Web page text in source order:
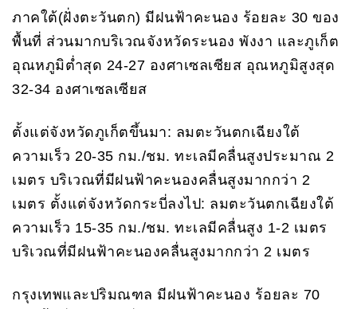
ภาคใต้(ฝั่งตะวันตก) มีฝนฟ้าคะนอง ร้อยละ 30 ของ
พื้นที่ ส่วนมากบริเวณจังหวัดระนอง พังงา และภูเก็ต
อุณหภูมิต่ำสุด 24-27 องศาเซลเซียส อุณหภูมิสูงสุด
32-34 องศาเซลเซียส
ตั้งแต่จังหวัดภูเก็ตขึ้นมา: ลมตะวันตกเฉียงใต้
ความเร็ว 20-35 กม./ชม. ทะเลมีคลื่นสูงประมาณ 2
เมตร บริเวณที่มีฝนฟ้าคะนองคลื่นสูงมากกว่า 2
เมตร ตั้งแต่จังหวัดกระบี่ลงไป: ลมตะวันตกเฉียงใต้
ความเร็ว 15-35 กม./ชม. ทะเลมีคลื่นสูง 1-2 เมตร
บริเวณที่มีฝนฟ้าคะนองคลื่นสูงมากกว่า 2 เมตร
กรุงเทพและปริมณฑล มีฝนฟ้าคะนอง ร้อยละ 70